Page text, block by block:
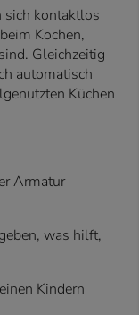
sich kontaktlos
Kochen,
Gleichzeitig
automatisch
Küchen
Armatur
was hilft,
Kindern